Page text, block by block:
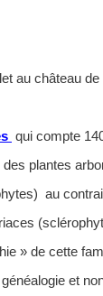
au château
qui compte
plantes
au
» de cette
et